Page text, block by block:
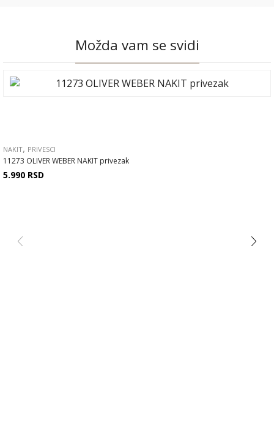
Možda vam se svidi
NAKIT, PRIVESCI
11273 OLIVER WEBER NAKIT privezak
5.990 RSD